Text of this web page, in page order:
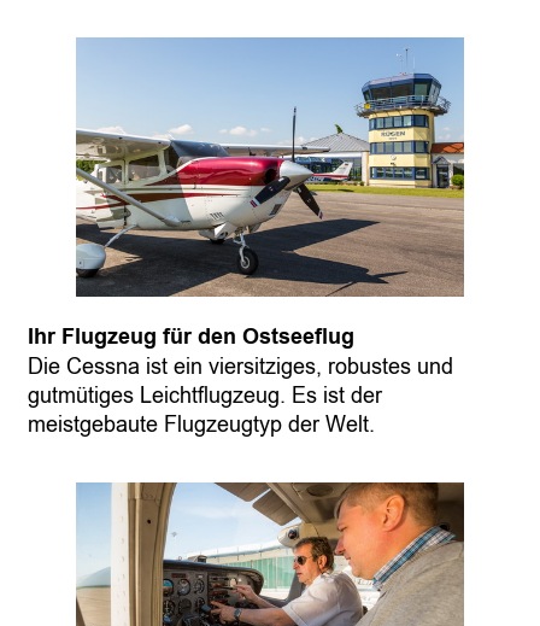
Ihr Flugzeug für den Ostseeflug
Die Cessna ist ein viersitziges, robustes und
gutmütiges Leichtflugzeug. Es ist der
meistgebaute Flugzeugtyp der Welt.